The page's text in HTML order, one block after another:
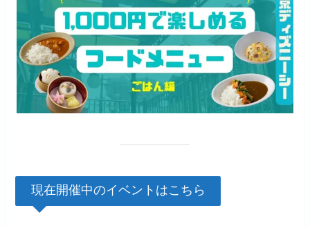
現在開催中のイベントはこちら